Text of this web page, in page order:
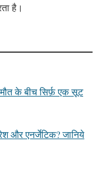
है।
के बीच सिर्फ़ एक सूट
और एनर्जेटिक? जानिये